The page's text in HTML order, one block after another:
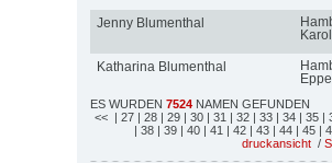
Jenny Blumenthal
Katharina Blumenthal
ES WURDEN 7524 NAMEN GEFUNDEN
<< | 27 | 28 | 29 | 30 | 31 | 32 | 33 | 34 | 35 |
| 38 | 39 | 40 | 41 | 42 | 43 | 44 | 45 |
druckansicht /